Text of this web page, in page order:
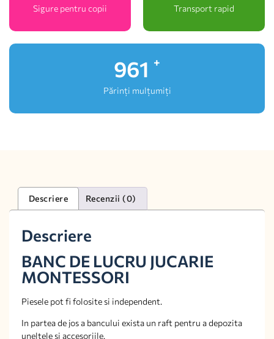
Sigure pentru copii Transport rapid
1,000
Părinți mulțumiți
Descriere Recenzii (0)
Descriere
BANC DE LUCRU JUCARIE
MONTESSORI
Piesele pot fi folosite si independent.
In partea de jos a bancului exista un raft pentru a depozita
uneltele si accesoriile.